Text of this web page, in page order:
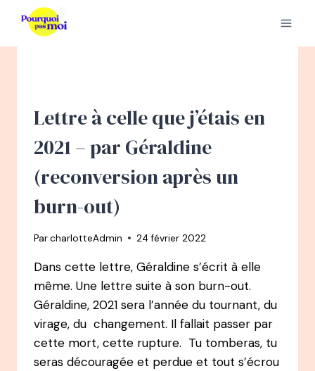
contenu
Lettre à celle que j’étais en
2021 – par Géraldine
(reconversion après un
burn-out)
ParcharlotteAdmin 24 février 2022
Dans cette lettre, Géraldine s’écrit à elle
même. Une lettre suite à son burn-out.
Géraldine, 2021 sera l’année du tournant, du
virage, du changement. Il fallait passer par
cette mort, cette rupture. Tu tomberas, tu
seras découragée et perdue et tout s’écrou